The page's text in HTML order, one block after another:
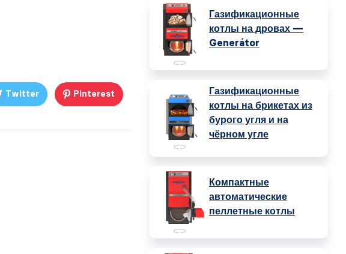
Twitter Pinterest
Газификационные
котлы на дровах —
Generátor
Газификационные
котлы на брикетах из
бурого угля и на
чёрном угле
Компактные
автоматические
пеллетные котлы